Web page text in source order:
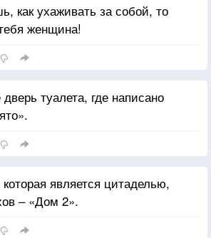
как ухаживать за собой, то
женщина!
туалета, где написано
является цитаделью,
– «Дом 2».